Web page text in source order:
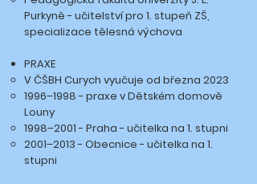
Purkyně - učitelství pro 1. stupeň ZŠ,
specializace tělesná výchova
PRAXE
V ČŠBH Curych vyučuje od března 2023
1996–1998 - praxe v Dětském domově
Louny
1998–2001 - Praha - učitelka na 1. stupni
2001–2013 - Obecnice - učitelka na 1.
stupni